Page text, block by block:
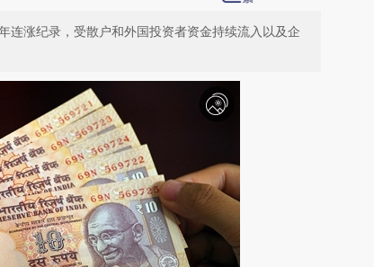
连涨纪录，受散户和外国投资者资金持续流入以及企